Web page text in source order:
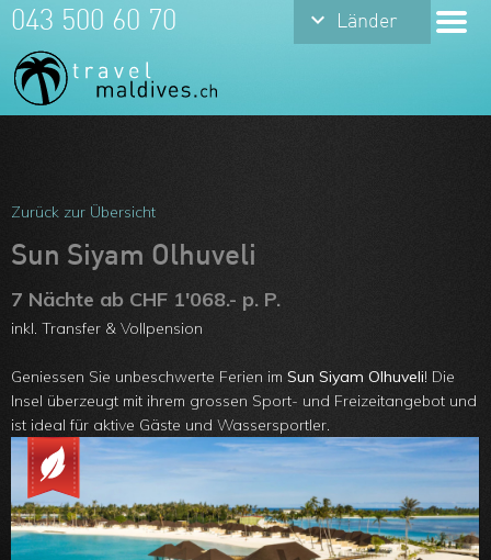
Team
Über uns
Feedbacks
Kontakt
ARVB
keyboard_arrow_down Länder
043 500 60 70
Zurück zur Übersicht
Sun Siyam Olhuveli
7 Nächte ab CHF 1'068.- p. P.
inkl. Transfer & Vollpension
Geniessen Sie unbeschwerte Ferien im Sun Siyam Olhuveli! Die
Insel überzeugt mit ihrem grossen Sport- und Freizeitangebot und
ist ideal für aktive Gäste und Wassersportler.